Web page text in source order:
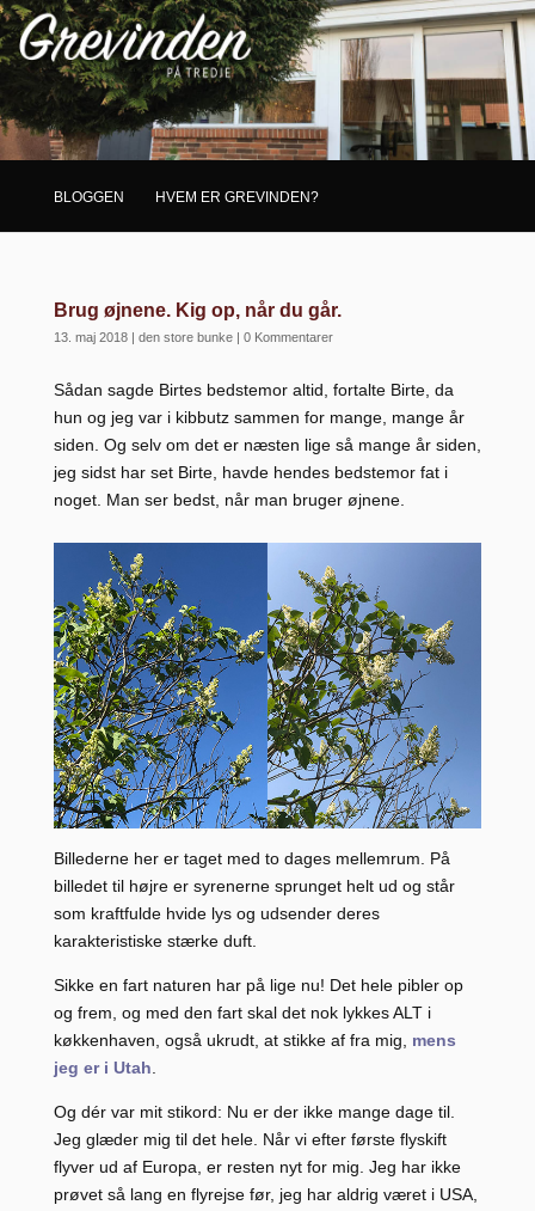
BLOGGEN HVEM ER GREVINDEN?
Brug øjnene. Kig op, når du går.
13. maj 2018| den store bunke| 0 Kommentarer
Sådan sagde Birtes bedstemor altid, fortalte Birte, da
hun og jeg var i kibbutz sammen for mange, mange år
siden. Og selv om det er næsten lige så mange år siden,
jeg sidst har set Birte, havde hendes bedstemor fat i
noget. Man ser bedst, når man bruger øjnene.
Billederne her er taget med to dages mellemrum. På
billedet til højre er syrenerne sprunget helt ud og står
som kraftfulde hvide lys og udsender deres
karakteristiske stærke duft.
Sikke en fart naturen har på lige nu! Det hele pibler op
og frem, og med den fart skal det nok lykkes ALT i
køkkenhaven, også ukrudt, at stikke af fra mig, mens
jeg er i Utah.
Og dér var mit stikord: Nu er der ikke mange dage til.
Jeg glæder mig til det hele. Når vi efter første flyskift
flyver ud af Europa, er resten nyt for mig. Jeg har ikke
prøvet så lang en flyrejse før, jeg har aldrig været i USA,